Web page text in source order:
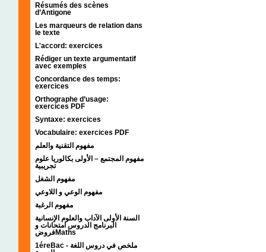
Résumés des scènes
d’Antigone
Les marqueurs de relation dans
le texte
L'accord: exercices
Rédiger un texte argumentatif
avec exemples
Concordance des temps:
exercices
Orthographe d’usage:
exercices PDF
Syntaxe: exercices
Vocabulaire: exercices PDF
مفهوم التقنية والعلم
مفهوم المجتمع – الأولى بكالوريا علوم
تجريبية
مفهوم الشغل
مفهوم الوعي و اللاوعي
مفهوم الرغبة
السنة الأولى الآداب والعلوم الإنسانية
البرنامج الدروس امتحانات و
فروضMaths
1éreBac - ملخص في دروس اللغة